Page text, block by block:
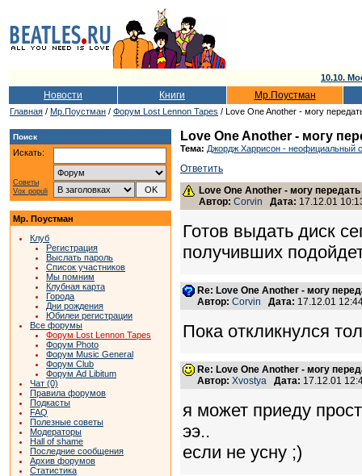
10.10.
Новости Книги Мр.Поустман
Главная / Мр.Поустман / Форум Lost Lennon Tapes / Love One Another - могу
Поиск
Искать:
Советы
Vox populi
Мр. Поустман
Клуб
Регистрация
Выслать пароль
Список участников
Мы помним
Клубная карта
Города
Дни рождения
Юбилеи регистрации
Все форумы
Форум Lost Lennon Tapes
Форум Photo
Форум Music General
Форум Club
Форум Ad Libitum
Чат (0)
Правила форумов
Подкасты
FAQ
Полезные советы
Модераторы
Hall of shame
Последние сообщения
Архив форумов
Статистика
Love One Another - могу
Тема: Джордж Харрисон - неофициальный
Ответить
Love One Another - могу
Автор: Corvin Дата: 17.12.01
Готов выдать диск
получивших
Re: Love One Another - могу
Автор: Corvin Дата: 17.12.01
Пока откликнулся
Re: Love One Another - могу
Автор: Xvostya Дата: 17.12.01
я может приеду
ээ..
если не усну ;)